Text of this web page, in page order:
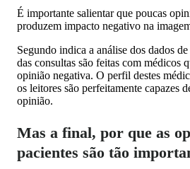
É importante salientar que poucas
produzem impacto negativo na
Segundo indica a análise dos dados
das consultas são feitas com médicos
opinião negativa. O perfil destes
os leitores são perfeitamente capazes
opinião.
Mas a final, por que as
pacientes são tão